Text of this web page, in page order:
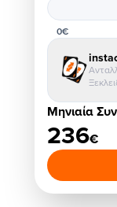
0€
Μηνιαία
236€